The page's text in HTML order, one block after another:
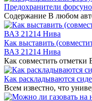
Предохранители
Содержание В любом
Как выставить
ВАЗ 21214 Нива
Как совместить отметки
Как раскладываются
Всем известно, что